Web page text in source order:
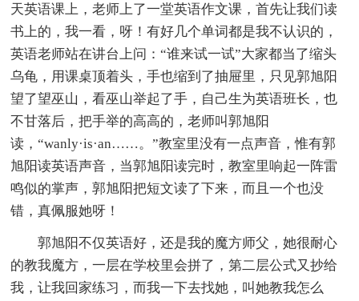
天英语课上，老师上了一堂英语作文课，首先让我们读
书上的，我一看，呀！有好几个单词都是我不认识的，
英语老师站在讲台上问：“谁来试一试”大家都当了缩头
乌龟，用课桌顶着头，手也缩到了抽屉里，只见郭旭阳
望了望巫山，看巫山举起了手，自己生为英语班长，也
不甘落后，把手举的高高的，老师叫郭旭阳
读，“wanly·is·an……。”教室里没有一点声音，惟有郭
旭阳读英语声音，当郭旭阳读完时，教室里响起一阵雷
鸣似的掌声，郭旭阳把短文读了下来，而且一个也没
错，真佩服她呀！
郭旭阳不仅英语好，还是我的魔方师父，她很耐心
的教我魔方，一层在学校里会拼了，第二层公式又抄给
我，让我回家练习，而我一下去找她，叫她教我怎么